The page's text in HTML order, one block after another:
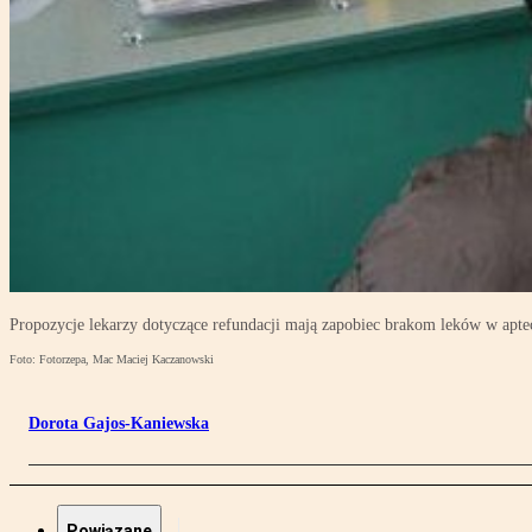
Propozycje lekarzy dotyczące refundacji mają zapobiec brakom leków w
Foto: Fotorzepa, Mac Maciej Kaczanowski
Dorota Gajos-Kaniewska